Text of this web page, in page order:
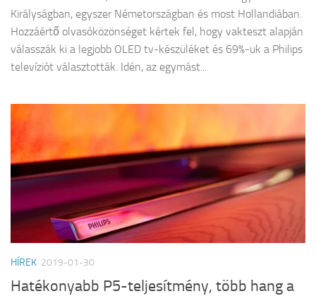
Királyságban, egyszer Németországban és most Hollandiában.
Hozzáértő olvasóközönséget kértek fel, hogy vakteszt alapján
válasszák ki a legjobb OLED tv-készüléket és 69%-uk a Philips
televíziót választották. Idén, az egymást...
HÍREK 2019-01-30
Hatékonyabb P5-teljesítmény, több hang a